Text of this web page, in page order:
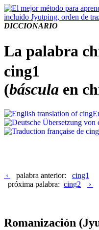
DICCIONARIO
La palabra
cing1
(báscula en
‹ palabra anterior: cing1
próxima palabra: cing2 ›
Romanización